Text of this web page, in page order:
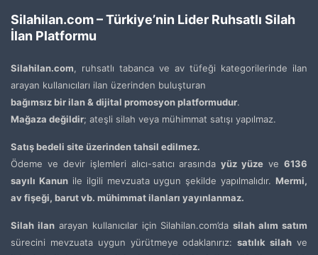
Silahilan.com – Türkiye’nin Lider Ruhsatlı Silah
İlan Platformu
Silahilan.com, ruhsatlı tabanca ve av tüfeği kategorilerinde ilan
arayan kullanıcıları ilan üzerinden buluşturan
bağımsız bir ilan & dijital promosyon platformudur.
Mağaza değildir; ateşli silah veya mühimmat satışı yapılmaz.
Satış bedeli site üzerinden tahsil edilmez.
Ödeme ve devir işlemleri alıcı-satıcı arasındayüz yüze ve6136
sayılı Kanunile ilgili mevzuata uygun şekilde yapılmalıdır. Mermi,
av fişeği, barut vb. mühimmat ilanları yayınlanmaz.
Silah ilanarayan kullanıcılar için Silahilan.com’dasilah alım satım
sürecini mevzuata uygun yürütmeye odaklanırız:satılık silah ve